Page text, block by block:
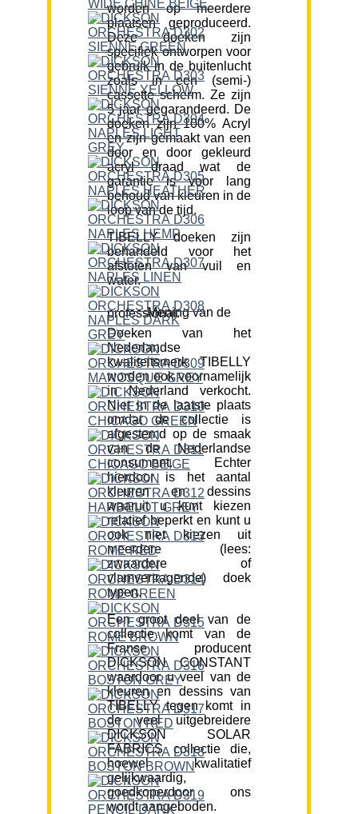
worden op meerdere
plaatsen geproduceerd.
Deze doeken zijn
specifiek ontworpen voor
gebruik in de buitenlucht
zoals in een (semi-)
cassette scherm. Ze zijn
5 jaar gegarandeerd. De
doeken zijn 100% Acryl
en zijn gemaakt van een
door en door gekleurd
acryl draad wat de
garantie is voor lang
behoud van kleuren in de
loop van de tijd.
TIBELLY doeken zijn
behandeld voor het
afstoten van vuil en
water.
Mening van de professional:
Doeken van het
Nederlandse
kwaliteitsmerk TIBELLY
worden ook voornamelijk
in Nederland verkocht.
Niet in de laatste plaats
omdat de collectie is
afgestemd op de smaak
van de Nederlandse
consument. Echter
hierdoor is het aantal
kleuren en dessins
waaruit u kunt kiezen
relatief beperkt en kunt u
ook niet kiezen uit
meerdere (lees:
zwaardere of
vlamvertragende) doek
typen.
Een groot deel van de
collectie komt van de
Franse producent
DICKSON CONSTANT
waardoor u veel van de
kleuren en dessins van
TIBELLY tegen komt in
de veel uitgebreidere
DICKSON SOLAR
FABRICS collectie die,
hoewel kwalitatief
gelijkwaardig,
goedkoperdoor ons
wordt aangeboden.